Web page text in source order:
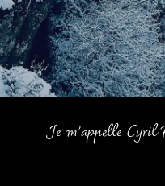
Je m’appelle Cyril